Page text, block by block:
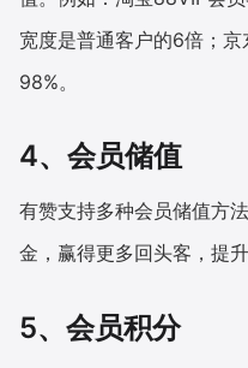
宽度是普通客户的6倍；
98%。
4、会员储值
有赞支持多种会员储值方
金，赢得更多回头客，提升
5、会员积分